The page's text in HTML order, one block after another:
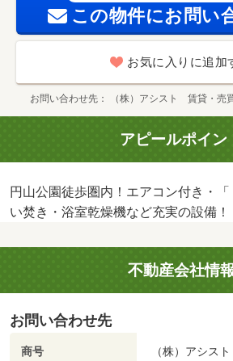
この物件にお問い
お気に入りに追加
お問い合わせ先 （株）アシスト 賃貸・売
アピールポイン
円山公園徒歩圏内！エアコン付き・
い焚き・浴室乾燥機など充実の設備！
不動産会社情
お問い合わせ先
商号
（株）アシス